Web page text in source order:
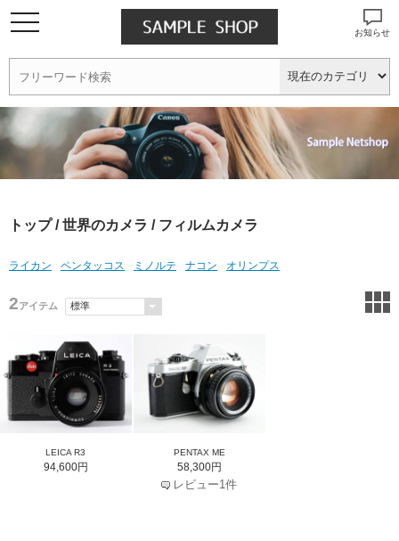
お知らせ
トップ/ 世界のカメラ / フィルムカメラ
ライカン ペンタッコス ミノルテ ナコン オリンプス
2アイテム
LEICA R3
94,600円
PENTAX ME
58,300円
レビュー1件